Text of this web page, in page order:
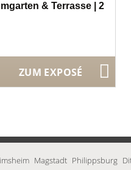
& Terrasse | 2
ZUM EXPOSÉ
Magstadt Philippsburg